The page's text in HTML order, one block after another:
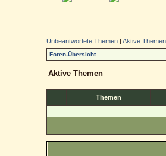
Unbeantwortete Themen |Aktive Themen
Foren-Übersicht
Aktive Themen
Themen